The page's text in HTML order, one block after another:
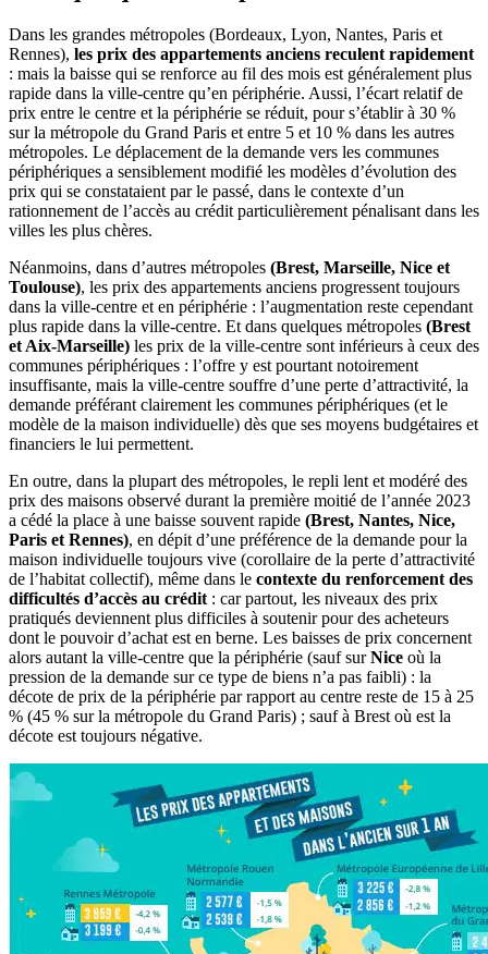
Dans les grandes métropoles (Bordeaux, Lyon, Nantes, Paris et
Rennes), les prix des appartements anciens reculent rapidement
: mais la baisse qui se renforce au fil des mois est généralement plus
rapide dans la ville-centre qu’en périphérie. Aussi, l’écart relatif de
prix entre le centre et la périphérie se réduit, pour s’établir à 30 %
sur la métropole du Grand Paris et entre 5 et 10 % dans les autres
métropoles. Le déplacement de la demande vers les communes
périphériques a sensiblement modifié les modèles d’évolution des
prix qui se constataient par le passé, dans le contexte d’un
rationnement de l’accès au crédit particulièrement pénalisant dans les
villes les plus chères.
Néanmoins, dans d’autres métropoles (Brest, Marseille, Nice et
Toulouse), les prix des appartements anciens progressent toujours
dans la ville-centre et en périphérie : l’augmentation reste cependant
plus rapide dans la ville-centre. Et dans quelques métropoles (Brest
et Aix-Marseille) les prix de la ville-centre sont inférieurs à ceux des
communes périphériques : l’offre y est pourtant notoirement
insuffisante, mais la ville-centre souffre d’une perte d’attractivité, la
demande préférant clairement les communes périphériques (et le
modèle de la maison individuelle) dès que ses moyens budgétaires et
financiers le lui permettent.
En outre, dans la plupart des métropoles, le repli lent et modéré des
prix des maisons observé durant la première moitié de l’année 2023
a cédé la place à une baisse souvent rapide (Brest, Nantes, Nice,
Paris et Rennes), en dépit d’une préférence de la demande pour la
maison individuelle toujours vive (corollaire de la perte d’attractivité
de l’habitat collectif), même dans le contexte du renforcement des
difficultés d’accès au crédit : car partout, les niveaux des prix
pratiqués deviennent plus difficiles à soutenir pour des acheteurs
dont le pouvoir d’achat est en berne. Les baisses de prix concernent
alors autant la ville-centre que la périphérie (sauf surNice où la
pression de la demande sur ce type de biens n’a pas faibli) : la
décote de prix de la périphérie par rapport au centre reste de 15 à 25
% (45 % sur la métropole du Grand Paris) ; sauf à Brest où est la
décote est toujours négative.